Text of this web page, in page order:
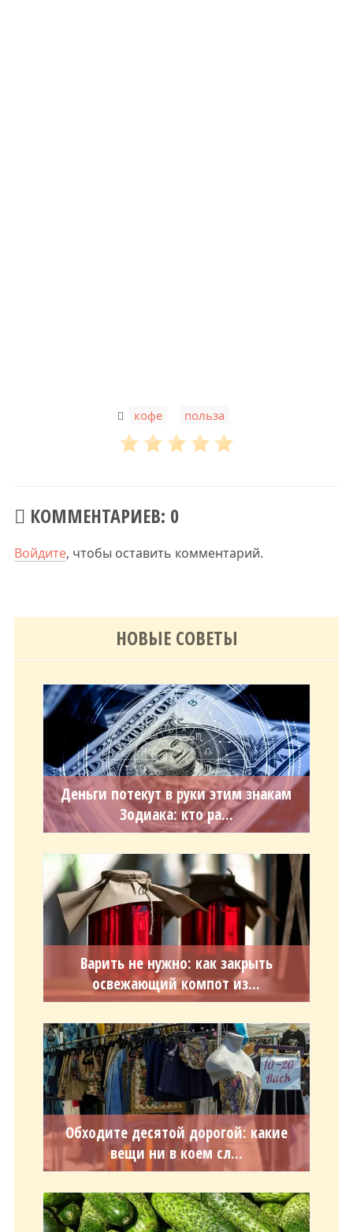
кофе польза
КОММЕНТАРИЕВ: 0
Войдите, чтобы оставить комментарий.
НОВЫЕ СОВЕТЫ
Деньги потекут в руки этим знакам
Зодиака: кто ра...
Варить не нужно: как закрыть
освежающий компот из...
Обходите десятой дорогой: какие
вещи ни в коем сл...